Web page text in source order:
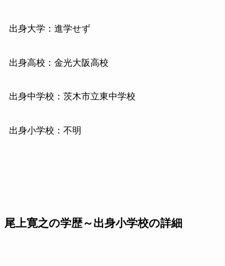
出身大学：進学せず
出身高校：金光大阪高校
出身中学校：茨木市立東中学校
出身小学校：不明
尾上寛之の学歴～出身小学校の詳細